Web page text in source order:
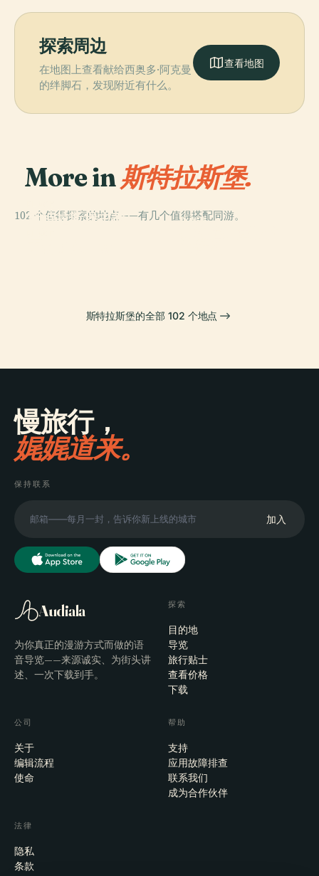
探索周边
在地图上查看献给西奥多·阿克曼
的绊脚石，发现附近有什么。
查看地图
More in斯特拉斯堡.
102 个值得探索的地点——有几个值得搭配同游。
斯特拉斯堡主教
PLACE
PLACE
斯特拉斯堡的全部 102 个地点
慢旅行，
娓娓道来。
保持联系
加入
Audiala
为你真正的漫游方式而做的语
音导览——来源诚实、为街头讲
述、一次下载到手。
探索
目的地
导览
旅行贴士
查看价格
下载
公司
关于
编辑流程
使命
帮助
支持
应用故障排查
联系我们
成为合作伙伴
法律
隐私
条款